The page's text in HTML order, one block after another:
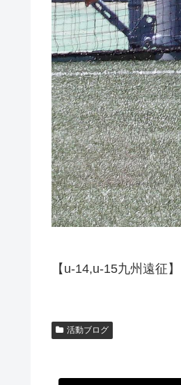
【u-14,u-15九州遠征
活動ブログ